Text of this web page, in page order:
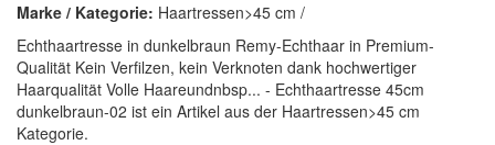
Marke / Kategorie: Haartressen>45 cm /
Echthaartresse in dunkelbraun Remy-Echthaar in Premium-
Qualität Kein Verfilzen, kein Verknoten dank hochwertiger
Haarqualität Volle Haareundnbsp... - Echthaartresse 45cm
dunkelbraun-02 ist ein Artikel aus der Haartressen>45 cm
Kategorie.